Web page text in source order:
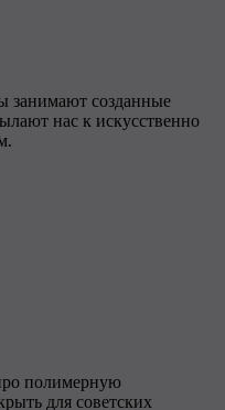
занимают созданные
нас к искусственно
полимерную
для советских